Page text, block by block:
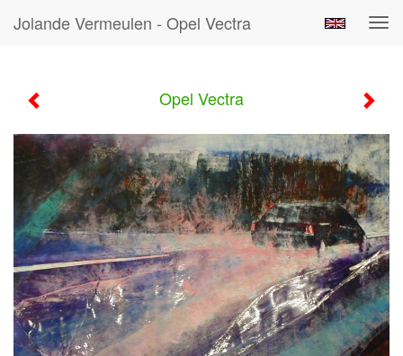
Jolande Vermeulen - Opel Vectra
Opel Vectra